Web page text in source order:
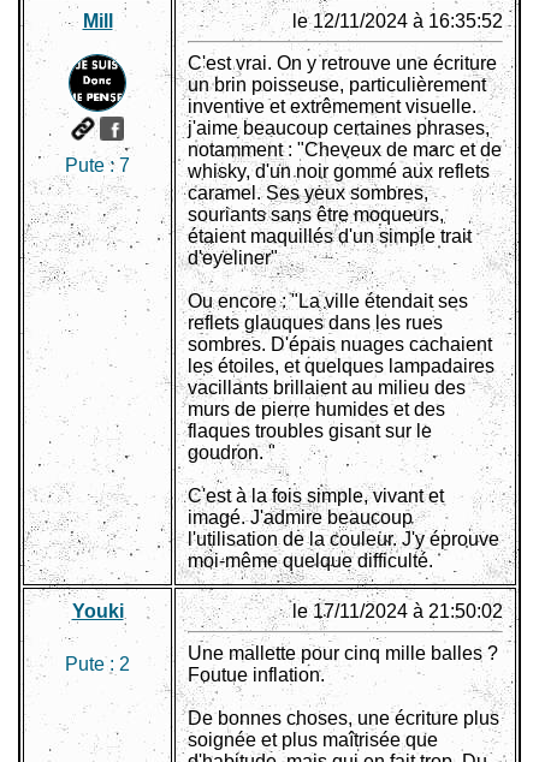
Mill
Pute :7
le 12/11/2024 à 16:35:52
C'est vrai. On y retrouve une écriture
un brin poisseuse, particulièrement
inventive et extrêmement visuelle.
j'aime beaucoup certaines phrases,
notamment : "Cheveux de marc et de
whisky, d'un noir gommé aux reflets
caramel. Ses yeux sombres,
souriants sans être moqueurs,
étaient maquillés d'un simple trait
d'eyeliner"
Ou encore : "La ville étendait ses
reflets glauques dans les rues
sombres. D'épais nuages cachaient
les étoiles, et quelques lampadaires
vacillants brillaient au milieu des
murs de pierre humides et des
flaques troubles gisant sur le
goudron. "
C'est à la fois simple, vivant et
imagé. J'admire beaucoup
l'utilisation de la couleur. J'y éprouve
moi-même quelque difficulté.
Youki
Pute : 2
le 17/11/2024 à 21:50:02
Une mallette pour cinq mille balles ?
Foutue inflation.
De bonnes choses, une écriture plus
soignée et plus maîtrisée que